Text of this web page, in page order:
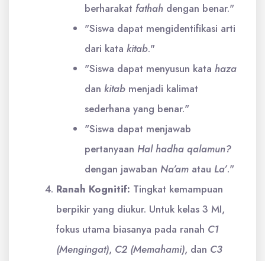
berharakat fathah dengan benar."
"Siswa dapat mengidentifikasi arti
dari kata kitab."
"Siswa dapat menyusun kata haza
dan kitab menjadi kalimat
sederhana yang benar."
"Siswa dapat menjawab
pertanyaan Hal hadha qalamun?
dengan jawaban Na’am atau La’."
Ranah Kognitif: Tingkat kemampuan
berpikir yang diukur. Untuk kelas 3 MI,
fokus utama biasanya pada ranah C1
(Mengingat), C2 (Memahami), dan C3